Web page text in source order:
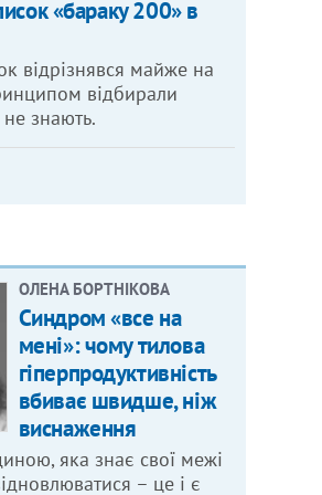
«бараку 200» в
відрізнявся майже на
відбирали
знають.
ОЛЕНА БОРТНІКОВА
Синдром «все на
мені»: чому тилова
гіперпродуктивність
вбиває швидше, ніж
виснаження
яка знає свої межі
– це і є